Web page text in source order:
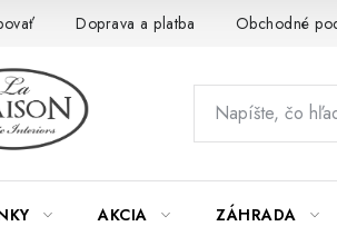
Doprava a platba Obchodné
AKCIA ZÁHRADA